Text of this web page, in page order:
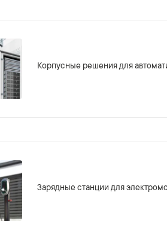
Корпусные решения для
Зарядные станции для